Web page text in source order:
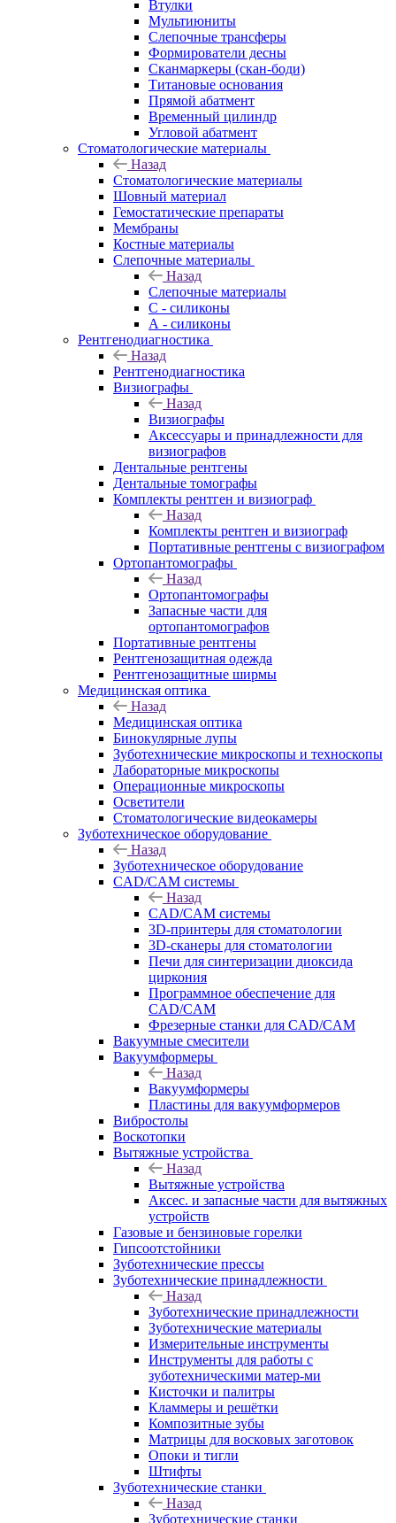
Втулки
Мультиюниты
Слепочные трансферы
Формирователи десны
Сканмаркеры (скан-боди)
Титановые основания
Прямой абатмент
Временный цилиндр
Угловой абатмент
Стоматологические материалы
Назад
Стоматологические материалы
Шовный материал
Гемостатические препараты
Мембраны
Костные материалы
Слепочные материалы
Назад
Слепочные материалы
C - силиконы
А - силиконы
Рентгенодиагностика
Назад
Рентгенодиагностика
Визиографы
Назад
Визиографы
Аксессуары и принадлежности для
визиографов
Дентальные рентгены
Дентальные томографы
Комплекты рентген и визиограф
Назад
Комплекты рентген и визиограф
Портативные рентгены с визиографом
Ортопантомографы
Назад
Ортопантомографы
Запасные части для
ортопантомографов
Портативные рентгены
Рентгенозащитная одежда
Рентгенозащитные ширмы
Медицинская оптика
Назад
Медицинская оптика
Бинокулярные лупы
Зуботехнические микроскопы и техноскопы
Лабораторные микроскопы
Операционные микроскопы
Осветители
Стоматологические видеокамеры
Зуботехническое оборудование
Назад
Зуботехническое оборудование
CAD/CAM системы
Назад
CAD/CAM системы
3D-принтеры для стоматологии
3D-сканеры для стоматологии
Печи для синтеризации диоксида
циркония
Программное обеспечение для
CAD/CAM
Фрезерные станки для CAD/CAM
Вакуумные смесители
Вакуумформеры
Назад
Вакуумформеры
Пластины для вакуумформеров
Вибростолы
Воскотопки
Вытяжные устройства
Назад
Вытяжные устройства
Аксес. и запасные части для вытяжных
устройств
Газовые и бензиновые горелки
Гипсоотстойники
Зуботехнические прессы
Зуботехнические принадлежности
Назад
Зуботехнические принадлежности
Зуботехнические материалы
Измерительные инструменты
Инструменты для работы с
зуботехническими матер-ми
Кисточки и палитры
Кламмеры и решётки
Композитные зубы
Матрицы для восковых заготовок
Опоки и тигли
Штифты
Зуботехнические станки
Назад
Зуботехнические станки